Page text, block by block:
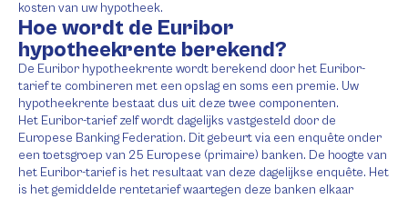
kosten van uw hypotheek.
Hoe wordt de Euribor
hypotheekrente berekend?
De Euribor hypotheekrente wordt berekend door het Euribor-
tarief te combineren met een opslag en soms een premie. Uw
hypotheekrente bestaat dus uit deze twee componenten.
Het Euribor-tarief zelf wordt dagelijks vastgesteld door de
Europese Banking Federation. Dit gebeurt via een enquête onder
een toetsgroep van 25 Europese (primaire) banken. De hoogte van
het Euribor-tarief is het resultaat van deze dagelijkse enquête. Het
is het gemiddelde rentetarief waartegen deze banken elkaar